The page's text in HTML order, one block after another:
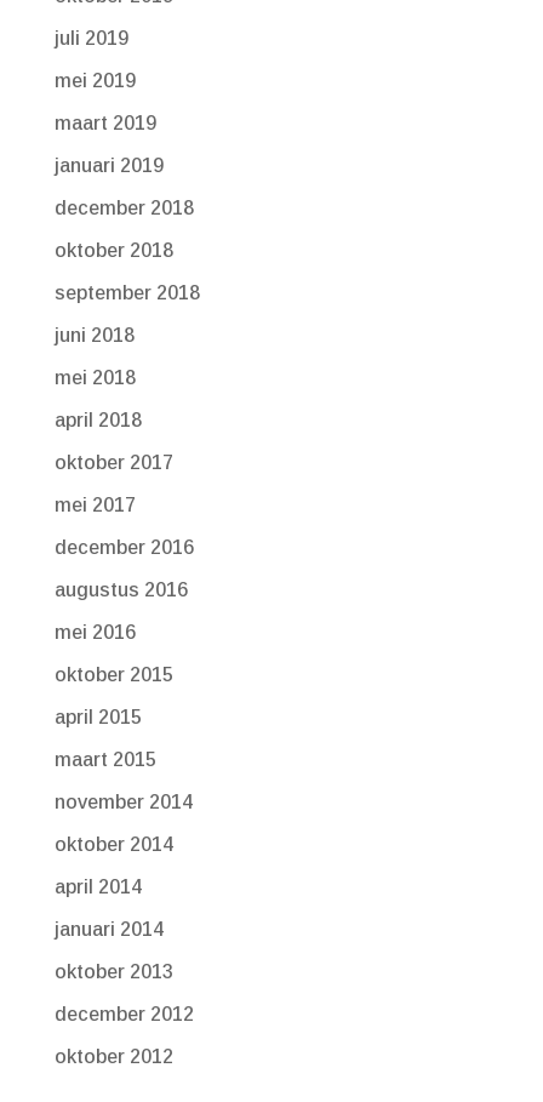
juli 2019
mei 2019
maart 2019
januari 2019
december 2018
oktober 2018
september 2018
juni 2018
mei 2018
april 2018
oktober 2017
mei 2017
december 2016
augustus 2016
mei 2016
oktober 2015
april 2015
maart 2015
november 2014
oktober 2014
april 2014
januari 2014
oktober 2013
december 2012
oktober 2012